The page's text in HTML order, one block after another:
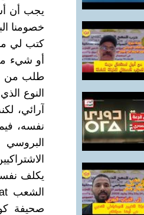
يجب أن
خصومنا
أو شيء
طلب من
النوع
آرائي،
نفسه،